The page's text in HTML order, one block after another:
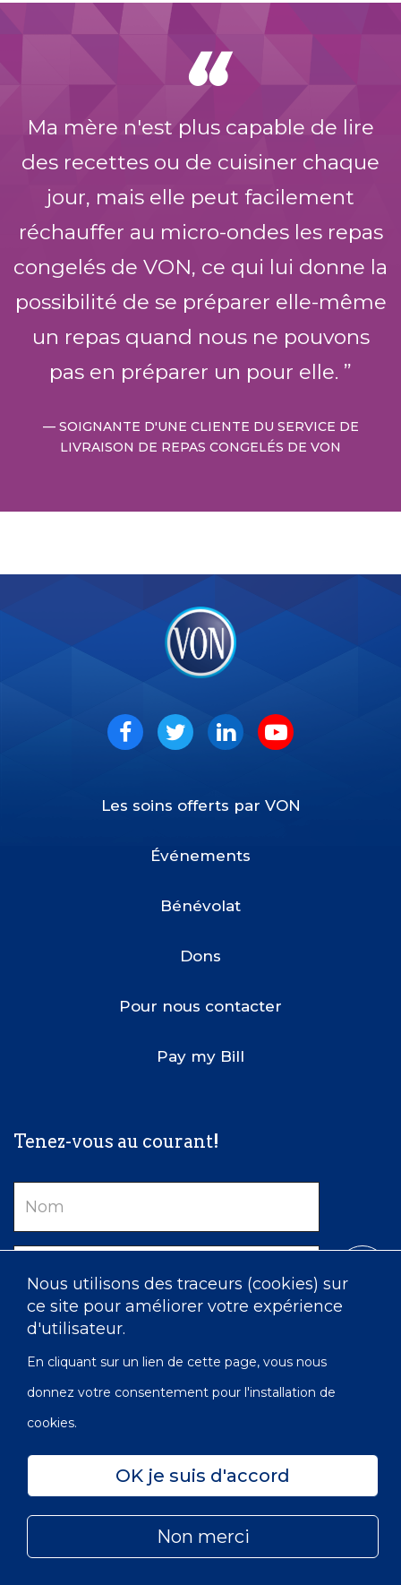
Nous utilisons des traceurs (cookies) sur
ce site pour améliorer votre expérience
d'utilisateur.
En cliquant sur un lien de cette page, vous nous
donnez votre consentement pour l'installation de
cookies.
OK je suis d'accord
Non merci
“
Ma mère n'est plus capable de lire
des recettes ou de cuisiner chaque
jour, mais elle peut facilement
réchauffer au micro-ondes les repas
congelés de VON, ce qui lui donne la
possibilité de se préparer elle-même
un repas quand nous ne pouvons
pas en préparer un pour elle.
SOIGNANTE D'UNE CLIENTE DU SERVICE DE
LIVRAISON DE REPAS CONGELÉS DE VON
Les soins offerts par VON
Événements
Bénévolat
Dons
Pour nous contacter
Pay my Bill
Tenez-vous au courant!
Nom
Subfooter
Menu
Confidentialité Accessibilité
No OBE: 129 482 493 RR0001